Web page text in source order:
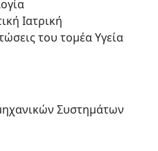
Ιατρική
του τομέα Υγεία
Συστημάτων